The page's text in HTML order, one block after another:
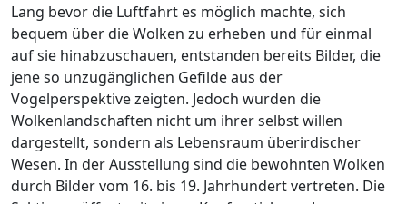
Lang bevor die Luftfahrt es möglich machte, sich
bequem über die Wolken zu erheben und für einmal
auf sie hinabzuschauen, entstanden bereits Bilder, die
jene so unzugänglichen Gefilde aus der
Vogelperspektive zeigten. Jedoch wurden die
Wolkenlandschaften nicht um ihrer selbst willen
dargestellt, sondern als Lebensraum überirdischer
Wesen. In der Ausstellung sind die bewohnten Wolken
durch Bilder vom 16. bis 19. Jahrhundert vertreten. Die